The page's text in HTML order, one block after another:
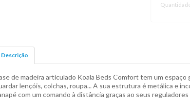
Descrição
de madeira articulado Koala Beds Comfort tem um espaço
lençóis, colchas, roupa... A sua estrutura é metálica e
com um comando à distância graças ao seus